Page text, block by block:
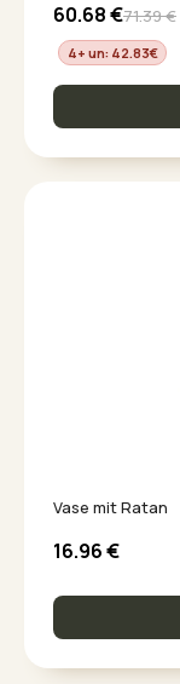
60.68€71.39€
4+ un: 42.83€
Vase mit Ratan
16.96€